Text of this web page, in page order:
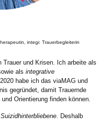
integr. Trauerbegleiterin
und Krisen. Ich arbeite als
als integrative
habe ich das viaMAG und
gegründet, damit Trauernde
Orientierung finden können.
Suizidhinterbliebene. Deshalb